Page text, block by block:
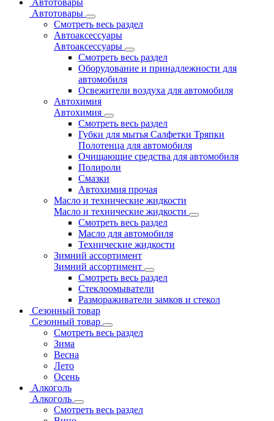
Автотовары
Автотовары
Смотреть весь раздел
Автоаксессуары
Автоаксессуары
Смотреть весь раздел
Оборудование и принадлежности для
автомобиля
Освежители воздуха для автомобиля
Автохимия
Автохимия
Смотреть весь раздел
Губки для мытья Салфетки Тряпки
Полотенца для автомобиля
Очищающие средства для автомобиля
Полироли
Смазки
Автохимия прочая
Масло и технические жидкости
Масло и технические жидкости
Смотреть весь раздел
Масло для автомобиля
Технические жидкости
Зимний ассортимент
Зимний ассортимент
Смотреть весь раздел
Стеклоомыватели
Размораживатели замков и стекол
Сезонный товар
Сезонный товар
Смотреть весь раздел
Зима
Весна
Лето
Осень
Алкоголь
Алкоголь
Смотреть весь раздел